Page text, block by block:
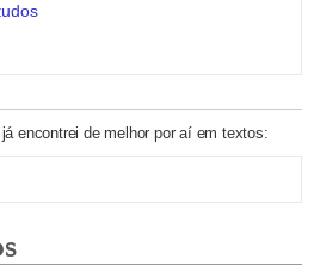
encontrei de melhor por aí em textos: